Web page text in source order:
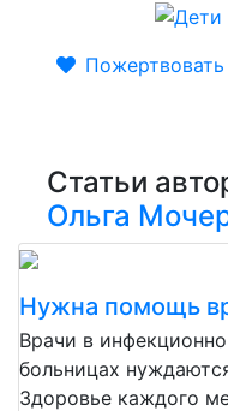
Пожертвовать
Статьи
Ольга
Нужна помощь
Врачи в
больницах
Здоровье каждого